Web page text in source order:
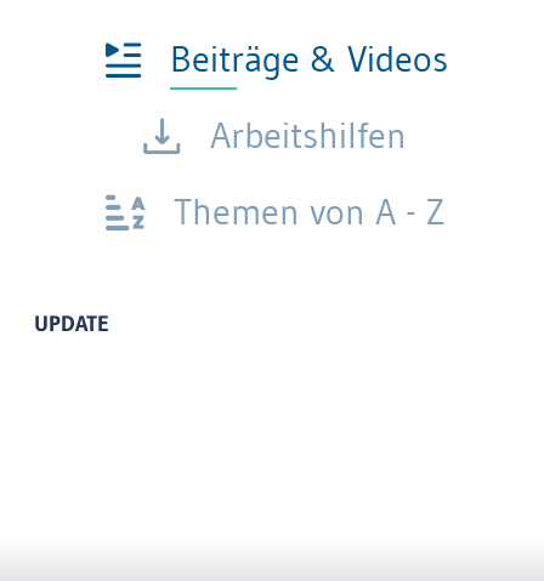
Beiträge & Videos
Arbeitshilfen
Themen von A - Z
UPDATE